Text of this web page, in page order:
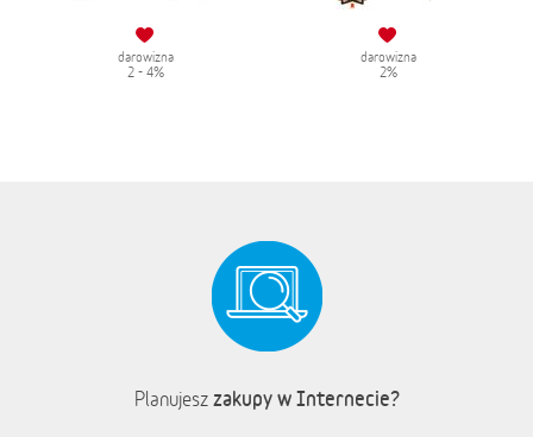
darowizna
2 - 4%
darowizna
2%
Planujesz zakupy w Internecie?